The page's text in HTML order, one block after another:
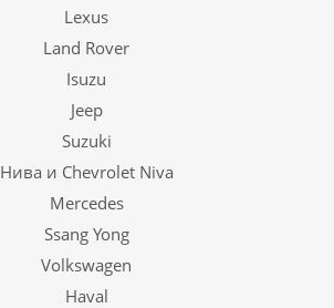
Lexus
Land Rover
Isuzu
Jeep
Suzuki
Нива и Chevrolet Niva
Mercedes
Ssang Yong
Volkswagen
Haval